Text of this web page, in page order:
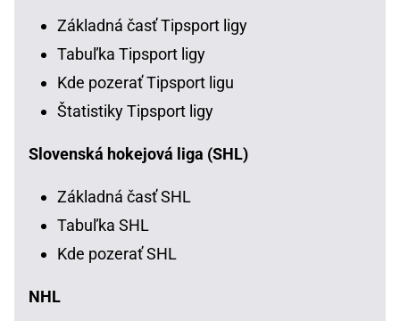
Základná časť Tipsport ligy
Tabuľka Tipsport ligy
Kde pozerať Tipsport ligu
Štatistiky Tipsport ligy
Slovenská hokejová liga (SHL)
Základná časť SHL
Tabuľka SHL
Kde pozerať SHL
NHL